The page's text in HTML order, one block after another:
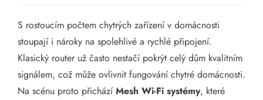
Kontakt
S rostoucím počtem chytrých zařízení v domácnosti
stoupají i nároky na spolehlivé a rychlé připojení.
Klasický router už často nestačí pokrýt celý dům kvalitním
signálem, což může ovlivnit fungování chytré domácnosti.
Na scénu proto přicházíMesh Wi-Fi systémy, které